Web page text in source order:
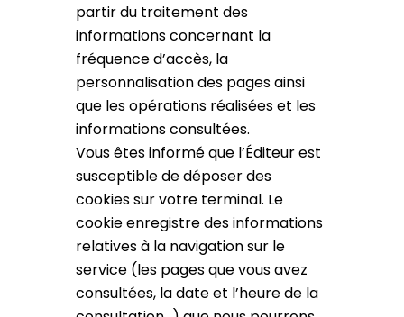
partir du traitement des
informations concernant la
fréquence d’accès, la
personnalisation des pages ainsi
que les opérations réalisées et les
informations consultées.
Vous êtes informé que l’Éditeur est
susceptible de déposer des
cookies sur votre terminal. Le
cookie enregistre des informations
relatives à la navigation sur le
service (les pages que vous avez
consultées, la date et l’heure de la